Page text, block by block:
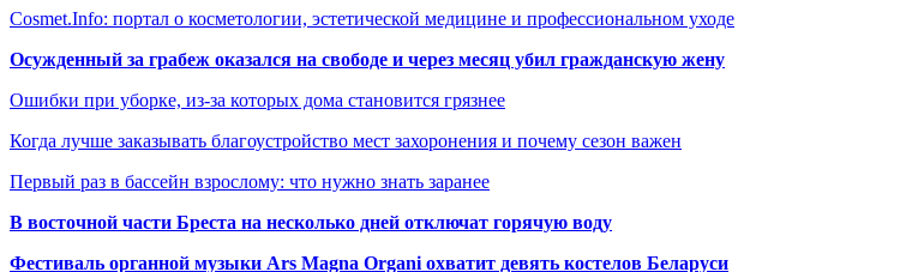
Cosmet.Info: портал о косметологии, эстетической медицине и профессиональном уходе
Осужденный за грабеж оказался на свободе и через месяц убил гражданскую жену
Ошибки при уборке, из-за которых дома становится грязнее
Когда лучше заказывать благоустройство мест захоронения и почему сезон важен
Первый раз в бассейн взрослому: что нужно знать заранее
В восточной части Бреста на несколько дней отключат горячую воду
Фестиваль органной музыки Ars Magna Organi охватит девять костелов Беларуси